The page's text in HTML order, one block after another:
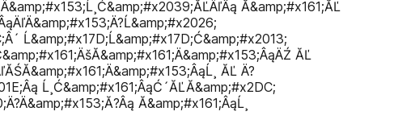
Ă&amp;#x161;ĂĽ
Ĺ&amp;#x17D;Ĺ&amp;#x17D;Ć&amp;#x2013;
ĂĽ
ĂĽ Ä?
Ĺ¸Ć&amp;#x161;ÂąĆ´ĂĽĂ&amp;#x2DC;
Ă&amp;#x161;ÂąĹ¸